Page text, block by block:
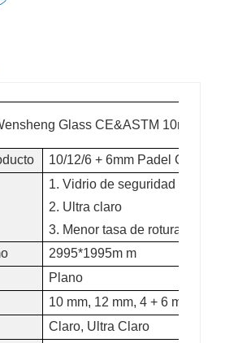
Glass CE&ASTM 10mm
10/12/6 + 6mm Padel Court
1. Vidrio de seguridad
2. Ultra claro
3. Menor tasa de rotura
2995*1995m m
Plano
10 mm, 12 mm, 4 + 6 mm, 6 +
Claro, Ultra Claro